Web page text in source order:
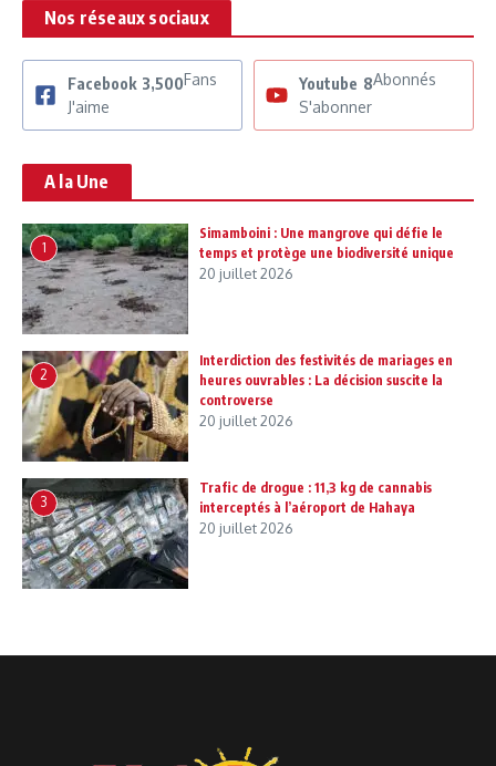
Nos réseaux sociaux
Facebook 3,500Fans
J'aime
Youtube 8Abonnés
S'abonner
A la Une
1
Simamboini : Une mangrove qui défie le
temps et protège une biodiversité unique
20 juillet 2026
2
Interdiction des festivités de mariages en
heures ouvrables : La décision suscite la
controverse
20 juillet 2026
3
Trafic de drogue : 11,3 kg de cannabis
interceptés à l’aéroport de Hahaya
20 juillet 2026